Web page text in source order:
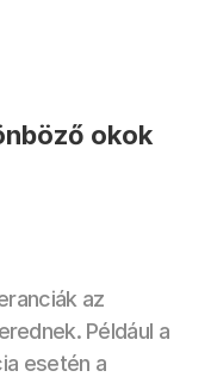
okok
az
Például a
esetén a